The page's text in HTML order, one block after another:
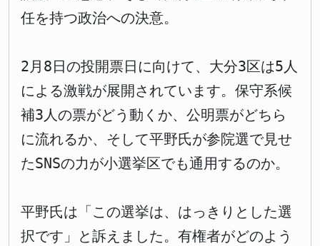
任を持つ政治への決意。
2月8日の投開票日に向けて、大分3区は5人
による激戦が展開されています。保守系候
補3人の票がどう動くか、公明票がどちら
に流れるか、そして平野氏が参院選で見せ
たSNSの力が小選挙区でも通用するのか。
平野氏は「この選挙は、はっきりとした選
択です」と訴えました。有権者がどのよう